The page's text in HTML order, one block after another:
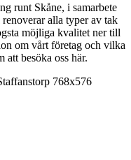
runt Skåne, i samarbete
alla typer av tak
möjliga kvalitet ner till
om vårt företag och vilka
att besöka oss här.